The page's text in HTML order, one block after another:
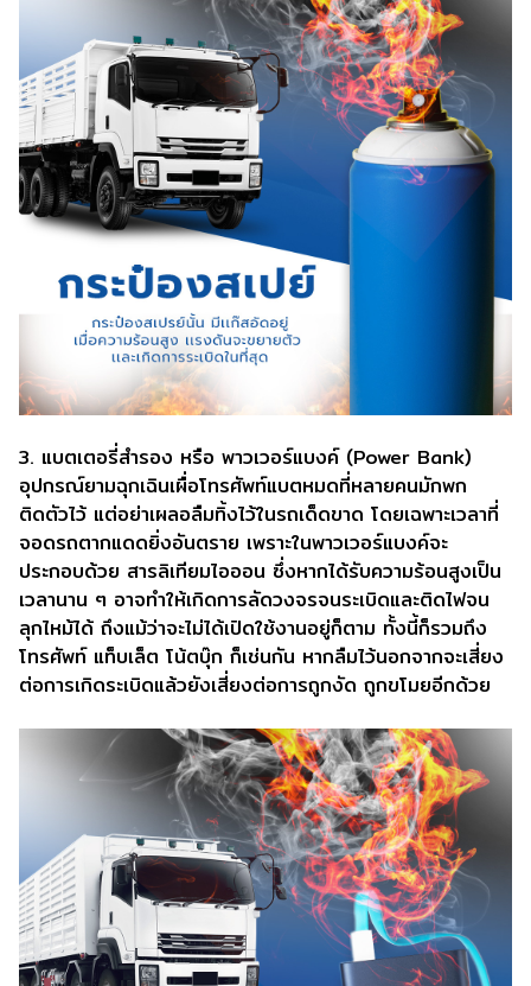
3. แบตเตอรี่สำรอง หรือ พาวเวอร์แบงค์ (Power Bank)
อุปกรณ์ยามฉุกเฉินเผื่อโทรศัพท์แบตหมดที่หลายคนมักพก
ติดตัวไว้ แต่อย่าเผลอลืมทิ้งไว้ในรถเด็ดขาด โดยเฉพาะเวลาที่
จอดรถตากแดดยิ่งอันตราย เพราะในพาวเวอร์แบงค์จะ
ประกอบด้วย สารลิเทียมไอออน ซึ่งหากได้รับความร้อนสูงเป็น
เวลานาน ๆ อาจทำให้เกิดการลัดวงจรจนระเบิดและติดไฟจน
ลุกไหม้ได้ ถึงแม้ว่าจะไม่ได้เปิดใช้งานอยู่ก็ตาม ทั้งนี้ก็รวมถึง
โทรศัพท์ แท็บเล็ต โน้ตบุ๊ก ก็เช่นกัน หากลืมไว้นอกจากจะเสี่ยง
ต่อการเกิดระเบิดแล้วยังเสี่ยงต่อการถูกงัด ถูกขโมยอีกด้วย